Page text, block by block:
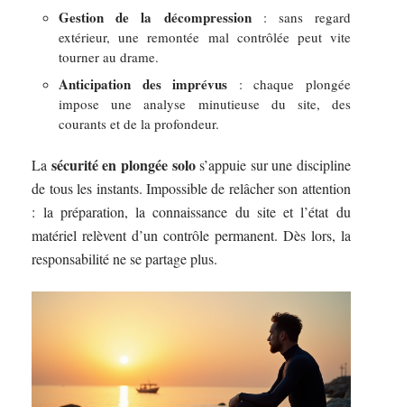
Gestion de la décompression: sans regard
extérieur, une remontée mal contrôlée peut vite
tourner au drame.
Anticipation des imprévus : chaque plongée
impose une analyse minutieuse du site, des
courants et de la profondeur.
La sécurité en plongée solos’appuie sur une discipline
de tous les instants. Impossible de relâcher son attention
: la préparation, la connaissance du site et l’état du
matériel relèvent d’un contrôle permanent. Dès lors, la
responsabilité ne se partage plus.